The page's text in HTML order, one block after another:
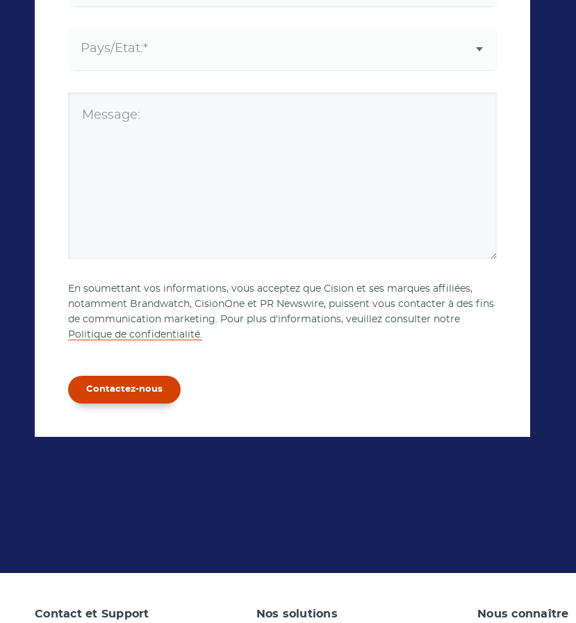
Message:
En soumettant vos informations, vous acceptez que Cision et ses marques affiliées,
notamment Brandwatch, CisionOne et PR Newswire, puissent vous contacter à des fins
de communication marketing. Pour plus d'informations, veuillez consulter notre
Politique de confidentialité.
Contactez-nous
Contact et Support Nos solutions Nous connaître